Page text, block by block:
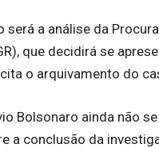
será a análise da
que decidirá se
o arquivamento do
Bolsonaro ainda não se
a conclusão da